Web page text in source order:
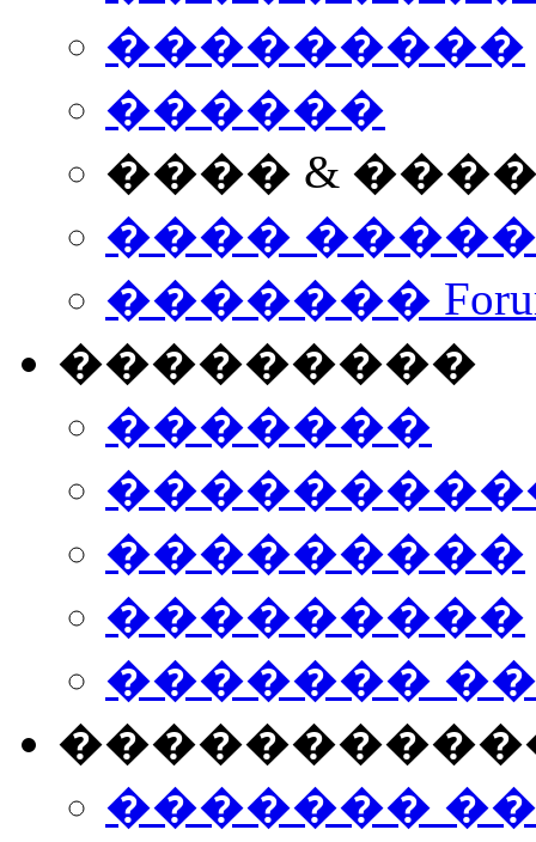
���������
������
���� &
����
�������
���������
�������
���������
���������
�������
�������